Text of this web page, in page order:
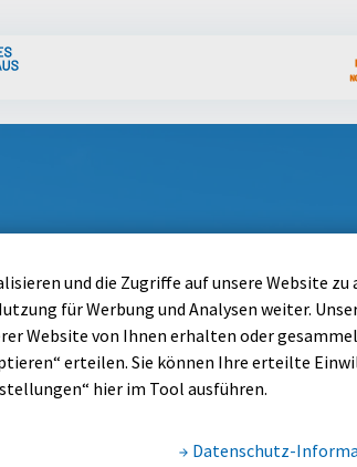
aufrufen
und die Zugriffe auf unsere Website
für Werbung und Analysen weiter.
Website von Ihnen erhalten oder
erteilen. Sie können Ihre erteilte
hier im Tool ausführen.
Datenschutz-